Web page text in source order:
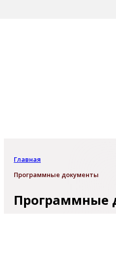
Главная
Программные документы
Программные